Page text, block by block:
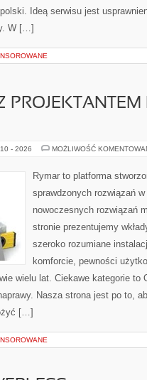
Ideą serwisu jest
W […]
PROJEKTANTEM
- 2026 MOŻLIWOŚĆ
Rymar to platforma
sprawdzonych rozwiązań
nowoczesnych rozwiązań
stronie prezentujemy
szeroko rozumiane
komforcie, pewności
wielu lat. Ciekawe kategorie to
Nasza strona jest po to,
[…]